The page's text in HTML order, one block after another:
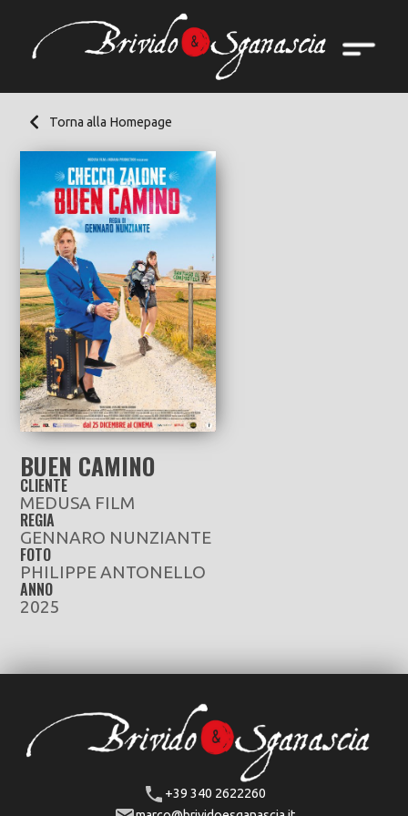
Torna alla Homepage
BUEN CAMINO
CLIENTE
MEDUSA FILM
REGIA
GENNARO NUNZIANTE
FOTO
PHILIPPE ANTONELLO
ANNO
2025
+39 340 2622260